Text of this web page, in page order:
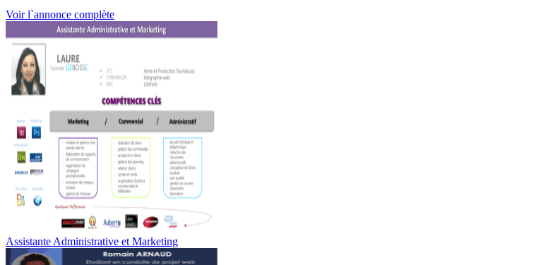
Voir l`annonce complète
Assistante Administrative et Marketing